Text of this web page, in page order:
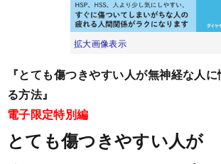
拡大画像表示
『とても傷つきやすい人が無神経な人
る方法』
電子限定特別編
とても傷つきやすい人が